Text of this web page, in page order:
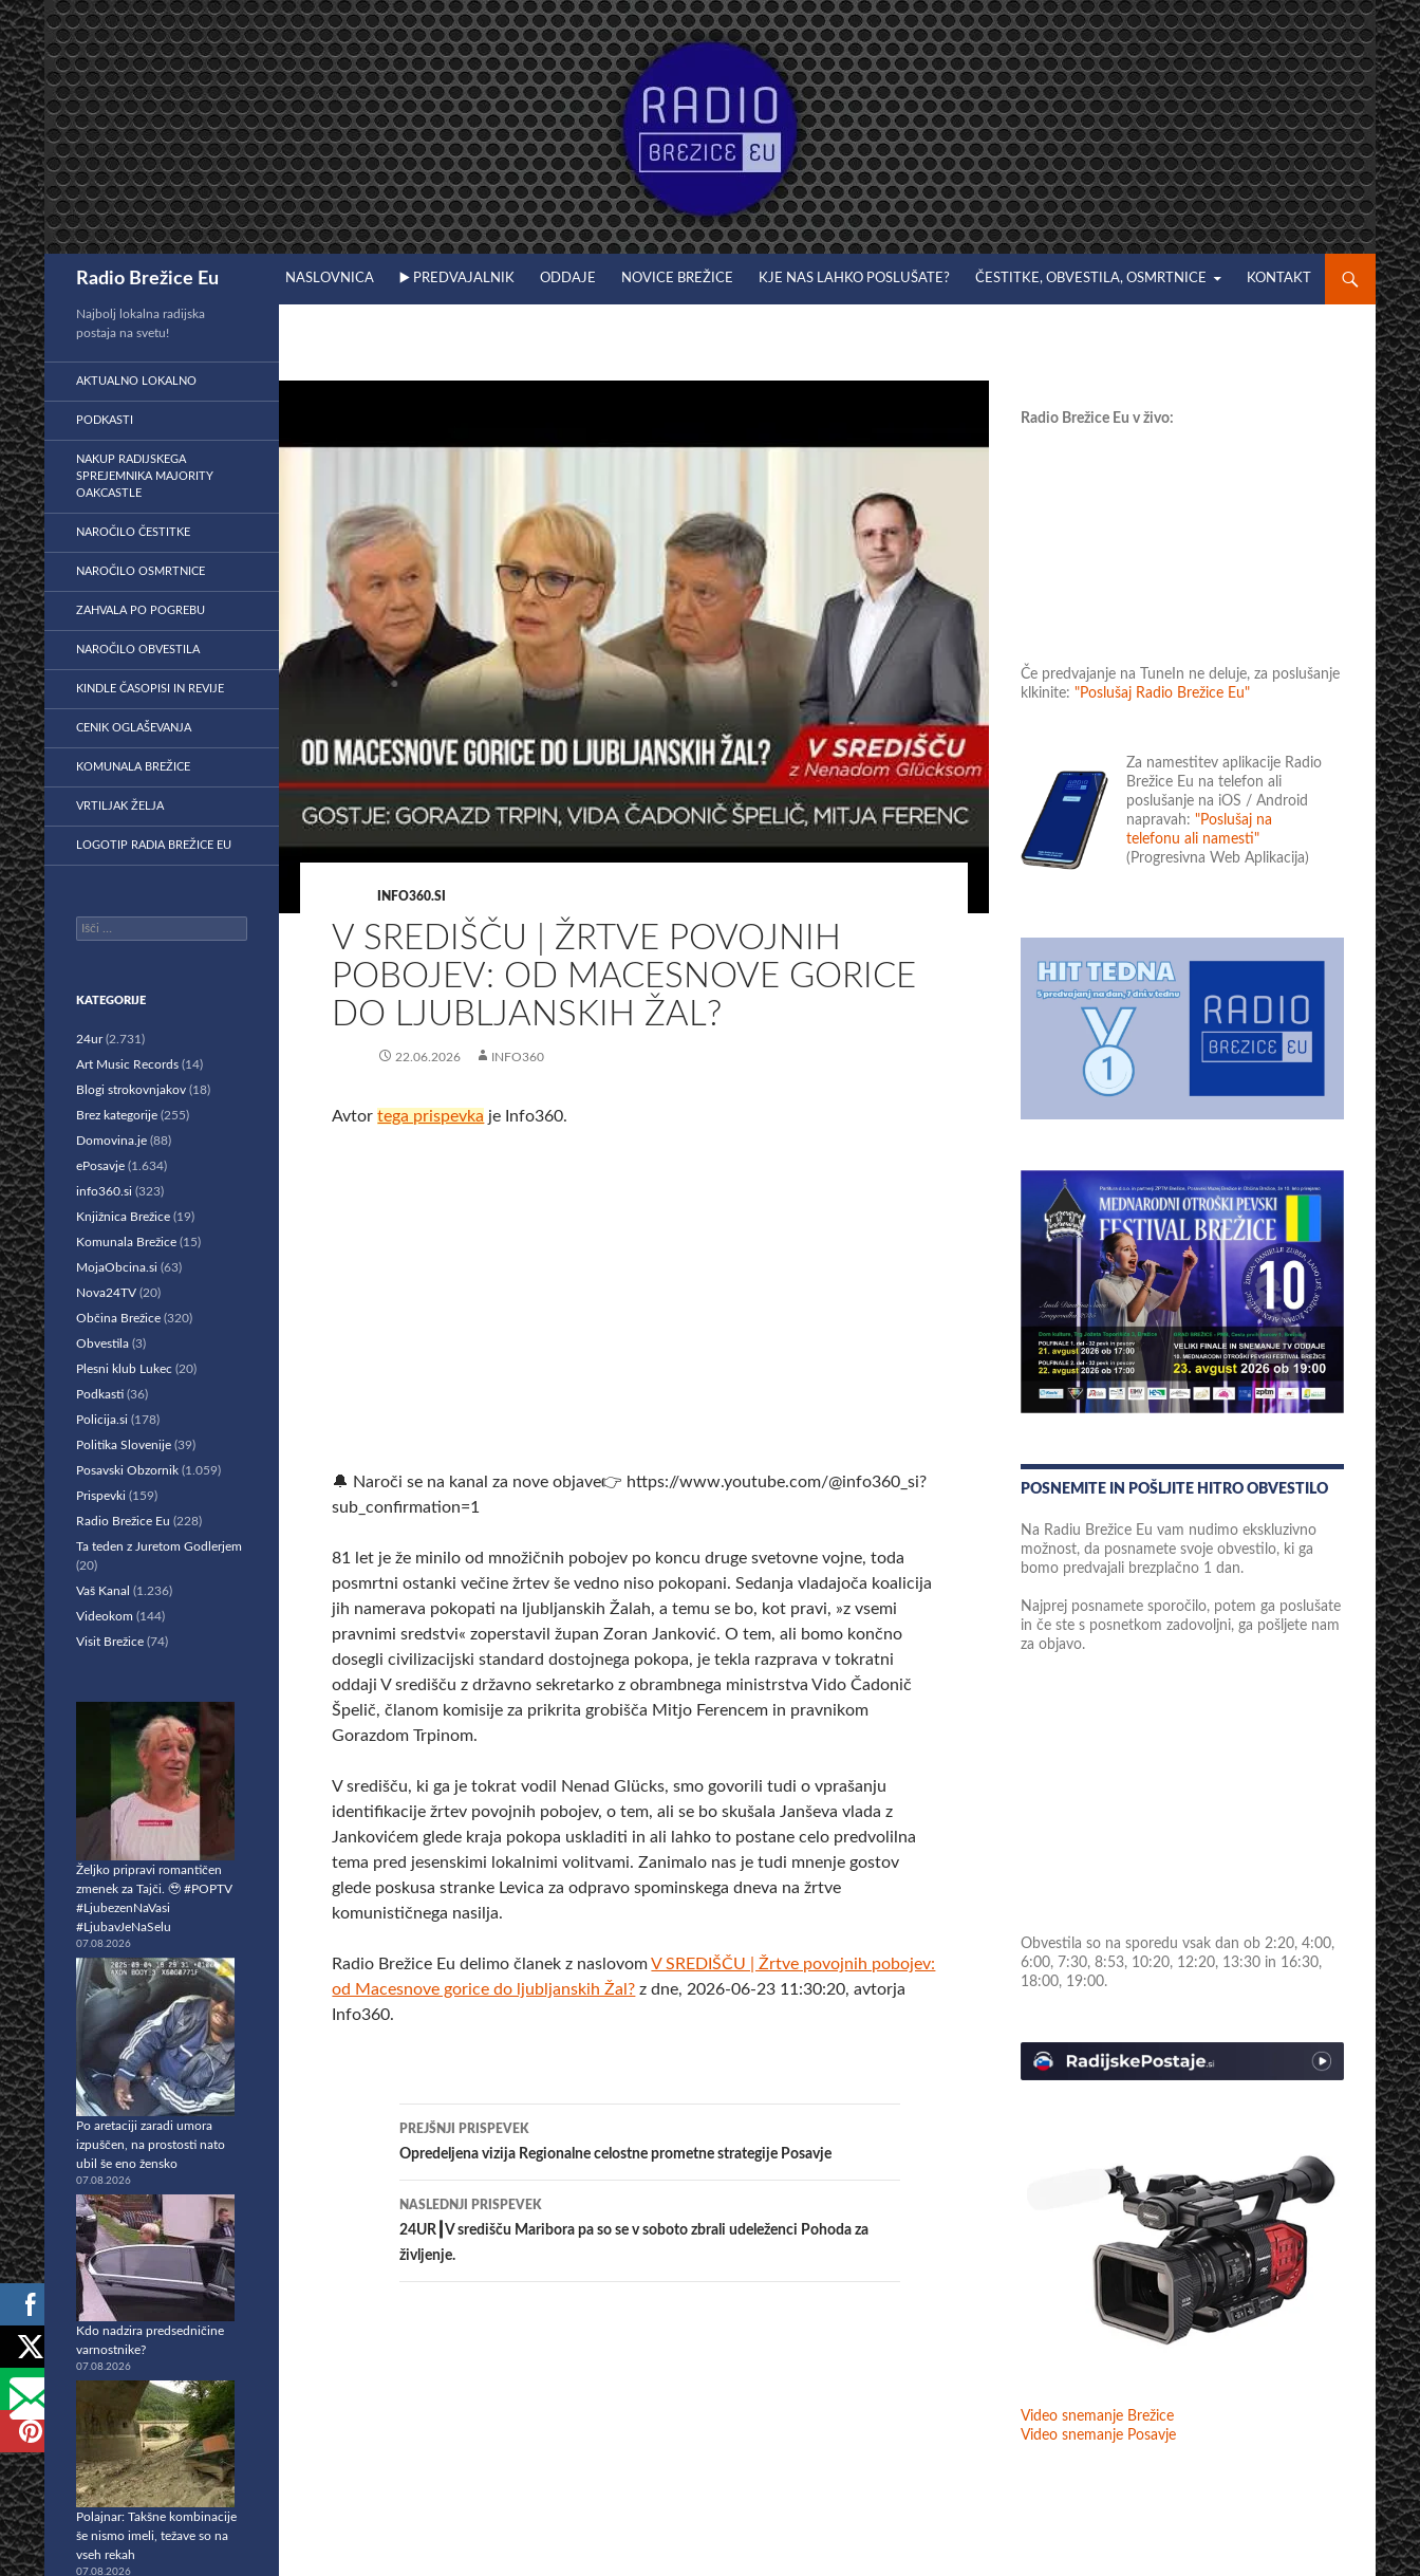
Preskoči
na
vsebino
Radio Brežice Eu NASLOVNICA ▶️ PREDVAJALNIK ODDAJE NOVICE BREŽICE KJE NAS LAHKO POSLUŠATE? ČESTITKE, OBVESTILA, OSMRTNICE KONTAKT
INFO360.SI
V SREDIŠČU | ŽRTVE POVOJNIH
POBOJEV: OD MACESNOVE GORICE
DO LJUBLJANSKIH ŽAL?
22.06.2026 INFO360
Avtortega prispevka je Info360.
🔔 Naroči se na kanal za nove objave👉 https://www.youtube.com/@info360_si?
sub_confirmation=1
81 let je že minilo od množičnih pobojev po koncu druge svetovne vojne, toda
posmrtni ostanki večine žrtev še vedno niso pokopani. Sedanja vladajoča koalicija
jih namerava pokopati na ljubljanskih Žalah, a temu se bo, kot pravi, »z vsemi
pravnimi sredstvi« zoperstavil župan Zoran Janković. O tem, ali bomo končno
dosegli civilizacijski standard dostojnega pokopa, je tekla razprava v tokratni
oddaji V središču z državno sekretarko z obrambnega ministrstva Vido Čadonič
Špelič, članom komisije za prikrita grobišča Mitjo Ferencem in pravnikom
Gorazdom Trpinom.
V središču, ki ga je tokrat vodil Nenad Glücks, smo govorili tudi o vprašanju
identifikacije žrtev povojnih pobojev, o tem, ali se bo skušala Janševa vlada z
Jankovićem glede kraja pokopa uskladiti in ali lahko to postane celo predvolilna
tema pred jesenskimi lokalnimi volitvami. Zanimalo nas je tudi mnenje gostov
glede poskusa stranke Levica za odpravo spominskega dneva na žrtve
komunističnega nasilja.
Radio Brežice Eu delimo članek z naslovomV SREDIŠČU | Žrtve povojnih pobojev:
od Macesnove gorice do ljubljanskih Žal? z dne, 2026-06-23 11:30:20, avtorja
Info360.
Krmarjenje
po
prispevkih
PREJŠNJI PRISPEVEK
​Opredeljena vizija Regionalne celostne prometne strategije Posavje
NASLEDNJI PRISPEVEK
24UR┃V središču Maribora pa so se v soboto zbrali udeleženci Pohoda za
življenje.
Radio Brežice Eu v živo:
Če predvajanje na TuneIn ne deluje, za poslušanje
klkinite: "Poslušaj Radio Brežice Eu"
Za namestitev aplikacije Radio
Brežice Eu na telefon ali
poslušanje na iOS / Android
napravah: "Poslušaj na
telefonu ali namesti"
(Progresivna Web Aplikacija)
POSNEMITE IN POŠLJITE HITRO OBVESTILO
Na Radiu Brežice Eu vam nudimo ekskluzivno
možnost, da posnamete svoje obvestilo, ki ga
bomo predvajali brezplačno 1 dan.
Najprej posnamete sporočilo, potem ga poslušate
in če ste s posnetkom zadovoljni, ga pošljete nam
za objavo.
Obvestila so na sporedu vsak dan ob 2:20, 4:00,
6:00, 7:30, 8:53, 10:20, 12:20, 13:30 in 16:30,
18:00, 19:00.
Video snemanje Brežice
Video snemanje Posavje
Najbolj lokalna radijska
postaja na svetu!
AKTUALNO LOKALNO
PODKASTI
NAKUP RADIJSKEGA
SPREJEMNIKA MAJORITY
OAKCASTLE
NAROČILO ČESTITKE
NAROČILO OSMRTNICE
ZAHVALA PO POGREBU
NAROČILO OBVESTILA
KINDLE ČASOPISI IN REVIJE
CENIK OGLAŠEVANJA
KOMUNALA BREŽICE
VRTILJAK ŽELJA
LOGOTIP RADIA BREŽICE EU
Išči:
KATEGORIJE
24ur(2.731)
Art Music Records (14)
Blogi strokovnjakov (18)
Brez kategorije (255)
Domovina.je (88)
ePosavje (1.634)
info360.si (323)
Knjižnica Brežice (19)
Komunala Brežice (15)
MojaObcina.si (63)
Nova24TV (20)
Občina Brežice (320)
Obvestila (3)
Plesni klub Lukec (20)
Podkasti (36)
Policija.si (178)
Politika Slovenije (39)
Posavski Obzornik (1.059)
Prispevki (159)
Radio Brežice Eu (228)
Ta teden z Juretom Godlerjem
(20)
Vaš Kanal (1.236)
Videokom (144)
Visit Brežice (74)
Željko pripravi romantičen
zmenek za Tajči. 🥹 #POPTV
#LjubezenNaVasi
#LjubavJeNaSelu
07.08.2026
Po aretaciji zaradi umora
izpuščen, na prostosti nato
ubil še eno žensko
07.08.2026
Kdo nadzira predsedničine
varnostnike?
07.08.2026
Polajnar: Takšne kombinacije
še nismo imeli, težave so na
vseh rekah
07.08.2026